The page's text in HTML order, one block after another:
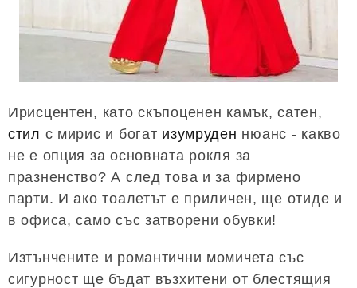
Ирисцентен, като скъпоценен камък, сатен,
стил с мирис и богат изумруден нюанс - какво
не е опция за основната рокля за
празненство? А след това и за фирмено
парти. И ако тоалетът е приличен, ще отиде и
в офиса, само със затворени обувки!
Изтънчените и романтични момичета със
сигурност ще бъдат възхитени от блестящия